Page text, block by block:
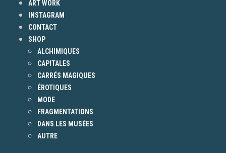
ART WORK
INSTAGRAM
CONTACT
SHOP
ALCHIMIQUES
CAPITALES
CARRÉS MAGIQUES
ÉROTIQUES
MODE
FRAGMENTATIONS
DANS LES MUSÉES
AUTRE